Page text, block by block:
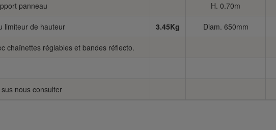
panneau H. 0.70m
limiteur de hauteur 3.45Kg Diam. 650mm
chaînettes réglables et bandes réflecto.
nous consulter